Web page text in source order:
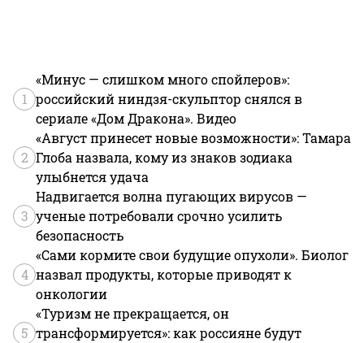
1
«Минус — слишком много спойлеров»:
российский ниндзя-скульптор снялся в
сериале «Дом Дракона». Видео
2
«Август принесет новые возможности»: Тамара
Глоба назвала, кому из знаков зодиака
улыбнется удача
3
Надвигается волна пугающих вирусов —
ученые потребовали срочно усилить
безопасность
4
«Сами кормите свои будущие опухоли». Биолог
назвал продукты, которые приводят к
онкологии
5
«Туризм не прекращается, он
трансформируется»: как россияне будут